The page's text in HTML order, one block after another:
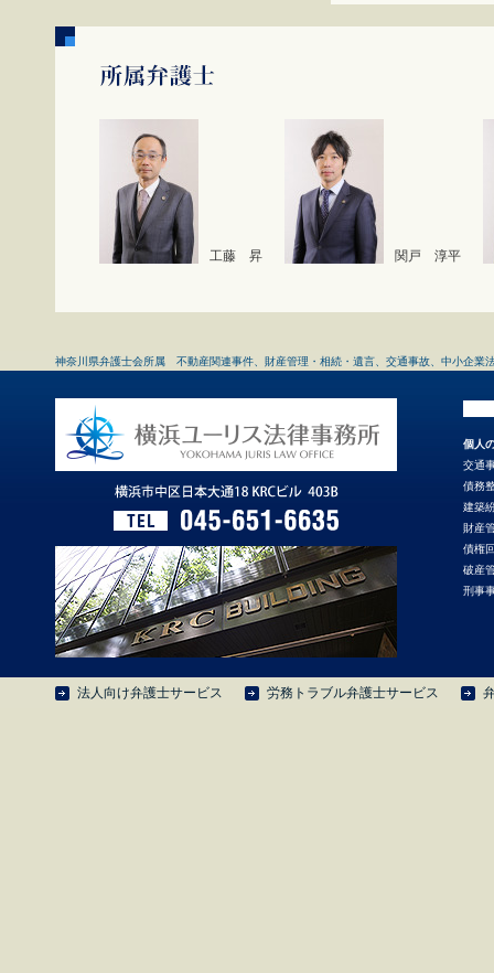
工藤 昇 関戸 淳平
神奈川県弁護士会所属 不動産関連事件、財産管理・相続・遺言、交通事故、中小企業
個人
交通
債務
建築
財産
債権
破産
刑事
法人向け弁護士サービス 労務トラブル弁護士サービス